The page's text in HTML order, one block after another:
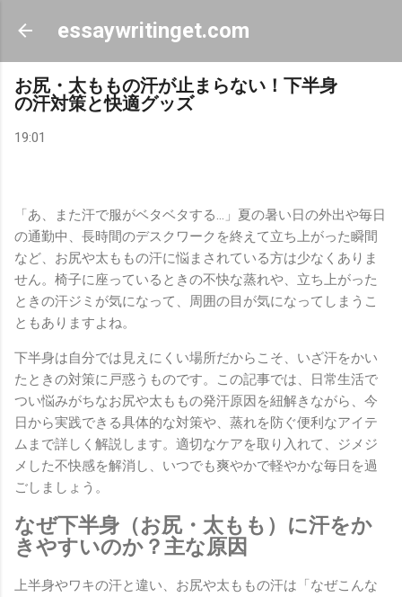
スキップしてメイン コンテンツに移動
essaywritinget.com
お尻・太ももの汗が止まらない！下半身
の汗対策と快適グッズ
19:01
「あ、また汗で服がベタベタする…」夏の暑い日の外出や毎日
の通勤中、長時間のデスクワークを終えて立ち上がった瞬間
など、お尻や太ももの汗に悩まされている方は少なくありま
せん。椅子に座っているときの不快な蒸れや、立ち上がった
ときの汗ジミが気になって、周囲の目が気になってしまうこ
ともありますよね。
下半身は自分では見えにくい場所だからこそ、いざ汗をかい
たときの対策に戸惑うものです。この記事では、日常生活で
つい悩みがちなお尻や太ももの発汗原因を紐解きながら、今
日から実践できる具体的な対策や、蒸れを防ぐ便利なアイテ
ムまで詳しく解説します。適切なケアを取り入れて、ジメジ
メした不快感を解消し、いつでも爽やかで軽やかな毎日を過
ごしましょう。
なぜ下半身（お尻・太もも）に汗をか
きやすいのか？主な原因
上半身やワキの汗と違い、お尻や太ももの汗は「なぜこんな